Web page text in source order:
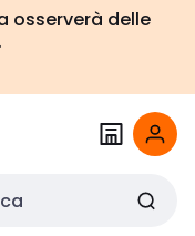
osserverà delle